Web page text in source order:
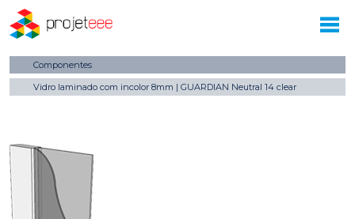
Componentes
Vidro laminado com incolor 8mm | GUARDIAN Neutral 14 clear